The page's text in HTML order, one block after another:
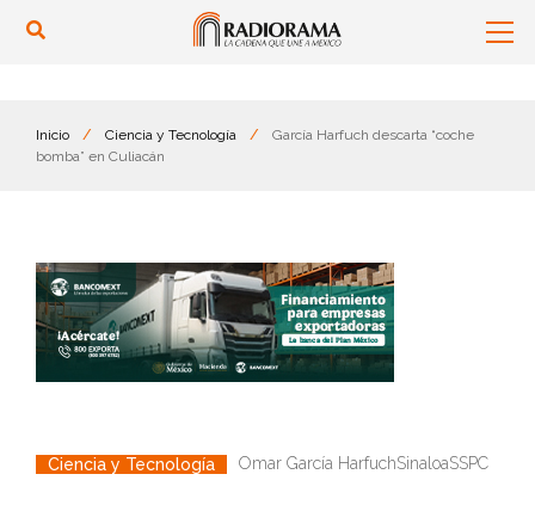
Inicio / Ciencia y Tecnología /
García Harfuch descarta “coche
bomba” en Culiacán
Ciencia y Tecnología Omar García HarfuchSinaloaSSPC